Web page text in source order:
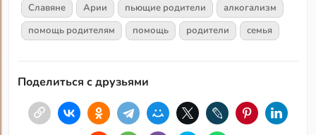
Славяне
Арии пьющие родители
алкогализм
помощь родителям
помощь родители семья
Поделиться с друзьями